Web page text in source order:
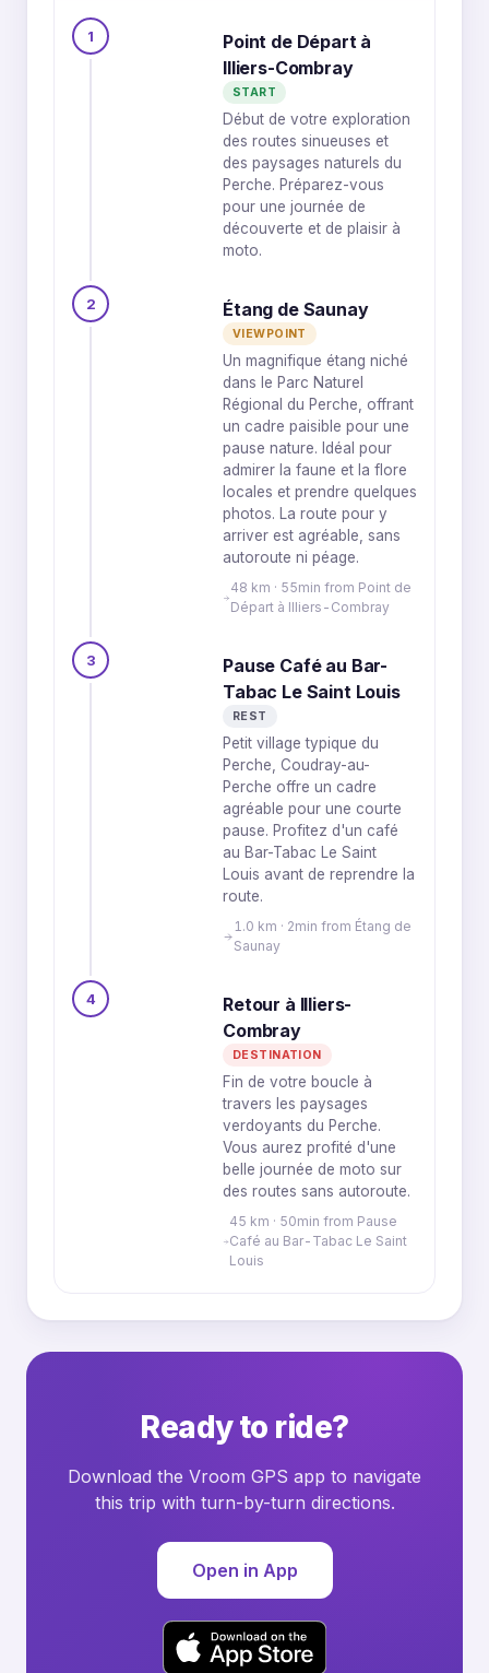
1
Point de Départ à
Illiers-Combray
START
Début de votre exploration
des routes sinueuses et
des paysages naturels du
Perche. Préparez-vous
pour une journée de
découverte et de plaisir à
moto.
2 Étang de Saunay
VIEWPOINT
Un magnifique étang niché
dans le Parc Naturel
Régional du Perche, offrant
un cadre paisible pour une
pause nature. Idéal pour
admirer la faune et la flore
locales et prendre quelques
photos. La route pour y
arriver est agréable, sans
autoroute ni péage.
48 km · 55min from Point de
Départ à Illiers-Combray
3
Pause Café au Bar-
Tabac Le Saint Louis
REST
Petit village typique du
Perche, Coudray-au-
Perche offre un cadre
agréable pour une courte
pause. Profitez d'un café
au Bar-Tabac Le Saint
Louis avant de reprendre la
route.
1.0 km · 2min from Étang de
Saunay
4
Retour à Illiers-
Combray
DESTINATION
Fin de votre boucle à
travers les paysages
verdoyants du Perche.
Vous aurez profité d'une
belle journée de moto sur
des routes sans autoroute.
45 km · 50min from Pause
Café au Bar-Tabac Le Saint
Louis
Ready to ride?
Download the Vroom GPS app to navigate
this trip with turn-by-turn directions.
Open in App